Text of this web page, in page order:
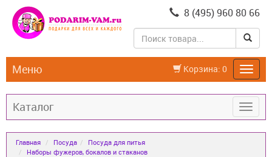
8 (495) 960 80 66
Корзина: 0
Меню
Каталог
Главная Посуда
Посуда для питья
Наборы фужеров, бокалов и стаканов